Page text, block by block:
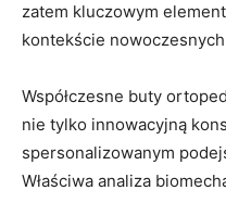
zatem kluczowym
kontekście
Współczesne buty
nie tylko innowacyjną
spersonalizowanym
Właściwa analiza